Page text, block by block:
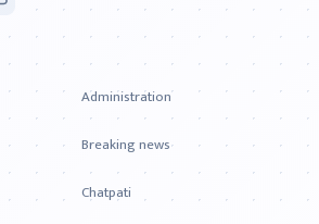
Administration
Breaking news
Chatpati